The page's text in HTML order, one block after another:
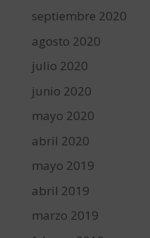
septiembre 2020
agosto 2020
julio 2020
junio 2020
mayo 2020
abril 2020
mayo 2019
abril 2019
marzo 2019